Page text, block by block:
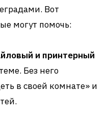
Вот
могут помочь:
и принтерный
Без него
в своей комнате» и